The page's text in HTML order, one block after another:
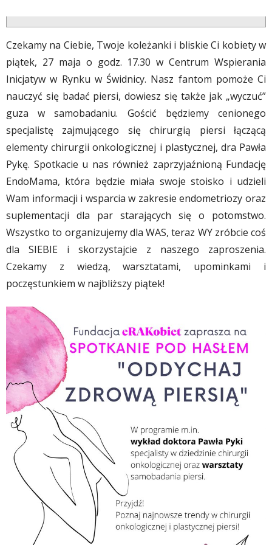
Czekamy na Ciebie, Twoje koleżanki i bliskie Ci kobiety w
piątek, 27 maja o godz. 17.30 w Centrum Wspierania
Inicjatyw w Rynku w Świdnicy. Nasz fantom pomoże Ci
nauczyć się badać piersi, dowiesz się także jak „wyczuć”
guza w samobadaniu. Gościć będziemy cenionego
specjalistę zajmującego się chirurgią piersi łączącą
elementy chirurgii onkologicznej i plastycznej, dra Pawła
Pykę. Spotkacie u nas również zaprzyjaźnioną Fundację
EndoMama, która będzie miała swoje stoisko i udzieli
Wam informacji i wsparcia w zakresie endometriozy oraz
suplementacji dla par starających się o potomstwo.
Wszystko to organizujemy dla WAS, teraz WY zróbcie coś
dla SIEBIE i skorzystajcie z naszego zaproszenia.
Czekamy z wiedzą, warsztatami, upominkami i
poczęstunkiem w najbliższy piątek!